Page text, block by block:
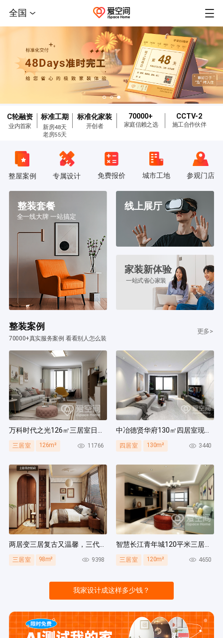
全国
C轮融资
业内首家
标准工期
新房48天
老房55天
标准化家装
开创者
70000+
家庭信赖之选
CCTV-2
施工合作伙伴
整屋案例 专属设计 免费报价 城市工地 参观门店
整装套餐
全一线大牌 一站搞定
线上展厅
家装新体验
一站式省心家装
整装案例
70000+真实服务案例 看看别人怎么装
更多>
万科时代之光126㎡三居室日式风装修案例
三居室 126m² 11766
中冶德贤华府130㎡四居室现代简约风装修案例
四居室 130m² 3440
两居变三居复古又温馨，三代人同住无压力，收纳量超绝！
三居室 98m² 9398
智慧长江青年城120平米三居室现代风装修案例
三居室 120m² 4650
我家设计成这样多少钱？